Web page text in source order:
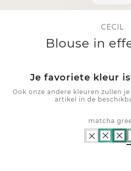
CECIL
Blouse in
Je favoriete kleur
Ook onze andere kleuren zullen
artikel in de
matcha